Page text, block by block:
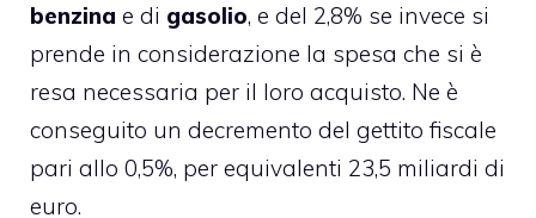
benzina e di gasolio, e del 2,8% se invece si
prende in considerazione la spesa che si è
resa necessaria per il loro acquisto. Ne è
conseguito un decremento del gettito fiscale
pari allo 0,5%, per equivalenti 23,5 miliardi di
euro.